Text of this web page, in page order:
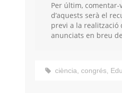
Per últim,
d’aquests serà el
previ a la realització
anunciats en breu
ciència, congrés,